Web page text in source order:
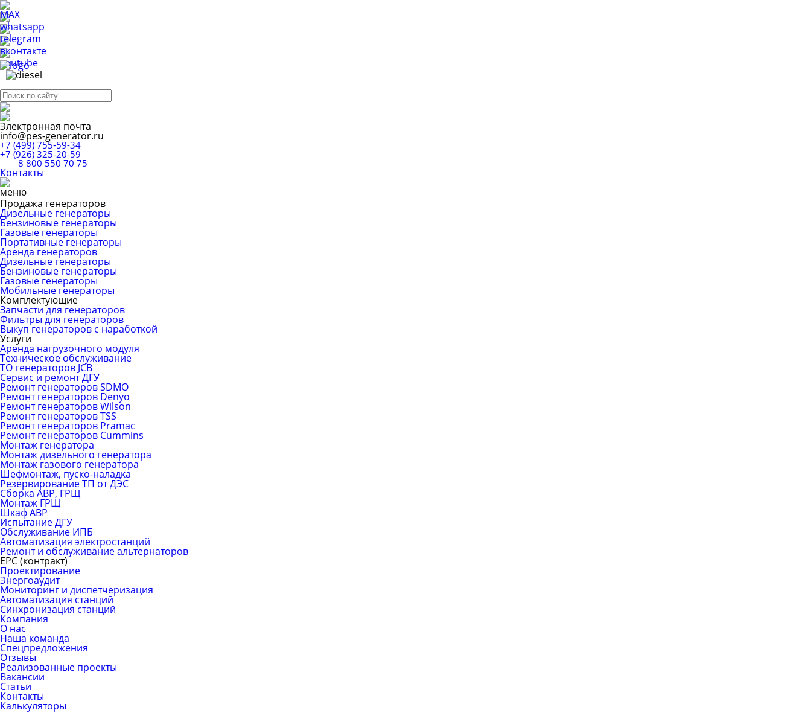
Электронная почта
info@pes-generator.ru
+7 (499) 755-59-34
+7 (926) 325-20-59
8 800 550 70 75
Контакты
Продажа генераторов
Дизельные генераторы
Бензиновые генераторы
Газовые генераторы
Портативные генераторы
Аренда генераторов
Дизельные генераторы
Бензиновые генераторы
Газовые генераторы
Мобильные генераторы
Комплектующие
Запчасти для генераторов
Фильтры для генераторов
Выкуп генераторов с наработкой
Услуги
Аренда нагрузочного модуля
Техническое обслуживание
ТО генераторов JCB
Сервис и ремонт ДГУ
Ремонт генераторов SDMO
Ремонт генераторов Denyo
Ремонт генераторов Wilson
Ремонт генераторов TSS
Ремонт генераторов Pramac
Ремонт генераторов Сummins
Монтаж генератора
Монтаж дизельного генератора
Монтаж газового генератора
Шефмонтаж, пуско-наладка
Резервирование ТП от ДЭС
Сборка АВР, ГРЩ
Монтаж ГРЩ
Шкаф АВР
Испытание ДГУ
Обслуживание ИПБ
Автоматизация электростанций
Ремонт и обслуживание альтернаторов
ЕРС (контракт)
Проектирование
Энергоаудит
Мониторинг и диспетчеризация
Автоматизация станций
Синхронизация станций
Компания
О нас
Наша команда
Спецпредложения
Отзывы
Реализованные проекты
Вакансии
Статьи
Контакты
Калькуляторы